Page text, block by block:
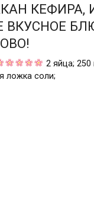
КЕФИРА,
ВКУСНОЕ
2 яйца; 250
ложка соли;